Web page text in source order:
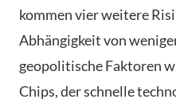
kommen vier weitere
Abhängigkeit von
geopolitische Faktoren
Chips, der schnelle